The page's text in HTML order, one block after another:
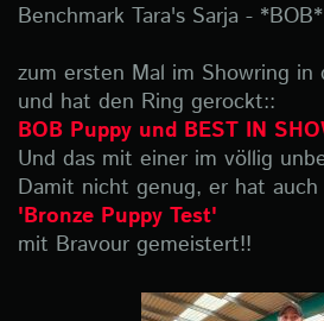
Benchmark Tara's Sarja - *BOB*
zum ersten Mal im Showring in
und hat den Ring gerockt::
BOB Puppy und BEST IN
Und das mit einer im völlig
Damit nicht genug, er hat auch
'Bronze Puppy Test'
mit Bravour gemeistert!!